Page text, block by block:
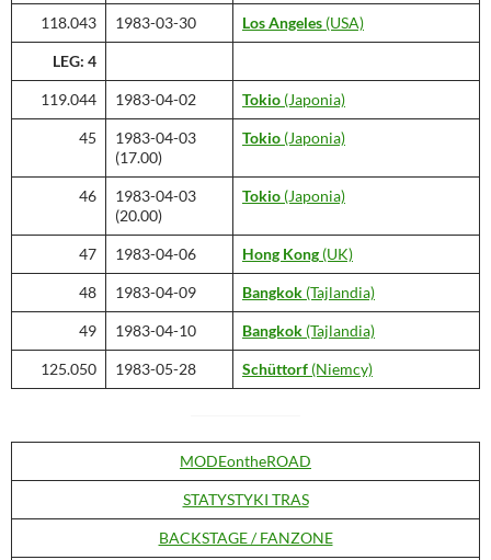
118.043 1983-03-30 Los Angeles (USA)
LEG: 4
119.044 1983-04-02 Tokio (Japonia)
45
1983-04-03
(17.00)
Tokio (Japonia)
46
1983-04-03
(20.00)
Tokio (Japonia)
47 1983-04-06 Hong Kong (UK)
48 1983-04-09 Bangkok (Tajlandia)
49 1983-04-10 Bangkok (Tajlandia)
125.050 1983-05-28 Schüttorf (Niemcy)
MODEontheROAD
STATYSTYKI TRAS
BACKSTAGE / FANZONE